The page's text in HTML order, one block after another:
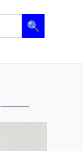
🔍
————